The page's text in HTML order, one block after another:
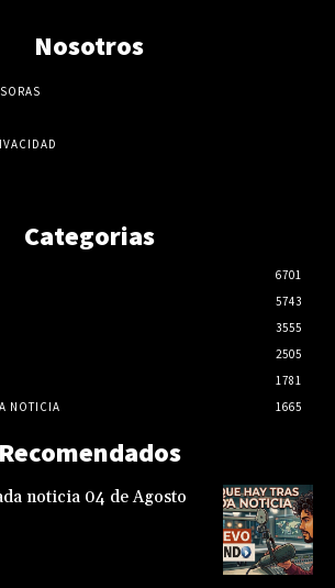
Nosotros
Categorias
6701
5743
3555
2505
1781
NOTICIA
1665
Recomendados
noticia 04 de Agosto